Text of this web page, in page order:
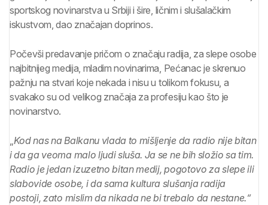
sportskog novinarstva u Srbiji i šire, ličnim i slušalačkim
iskustvom, dao značajan doprinos.
Počevši predavanje pričom o značaju radija, za slepe osobe
najbitnijeg medija, mladim novinarima, Pećanac je skrenuo
pažnju na stvari koje nekada i nisu u tolikom fokusu, a
svakako su od velikog značaja za profesiju kao što je
novinarstvo.
„Kod nas na Balkanu vlada to mišljenje da radio nije bitan
i da ga veoma malo ljudi sluša. Ja se ne bih složio sa tim.
Radio je jedan izuzetno bitan medij, pogotovo za slepe ili
slabovide osobe, i da sama kultura slušanja radija
postoji, zato mislim da nikada ne bi trebalo da nestane.“